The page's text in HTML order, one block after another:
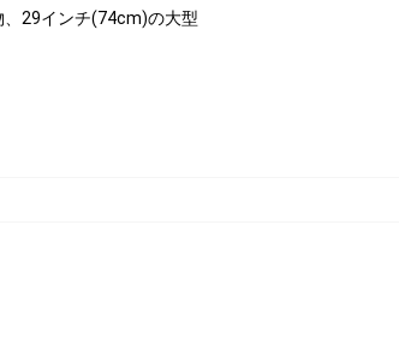
29インチ(74cm)の大型